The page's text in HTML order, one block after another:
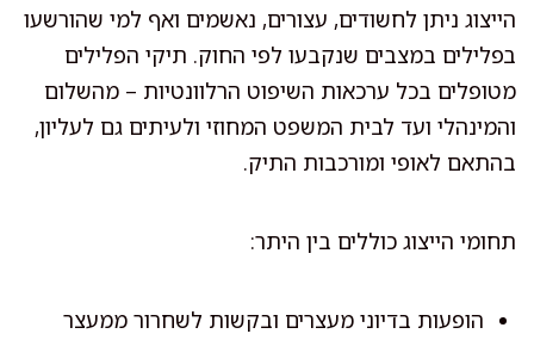
הייצוג ניתן לחשודים, עצורים, נאשמים ואף למי שהורשעו
בפלילים במצבים שנקבעו לפי החוק. תיקי הפלילים
מטופלים בכל ערכאות השיפוט הרלוונטיות – מהשלום
והמינהלי ועד לבית המשפט המחוזי ולעיתים גם לעליון,
בהתאם לאופי ומורכבות התיק.
תחומי הייצוג כוללים בין היתר:
הופעות בדיוני מעצרים ובקשות לשחרור ממעצר